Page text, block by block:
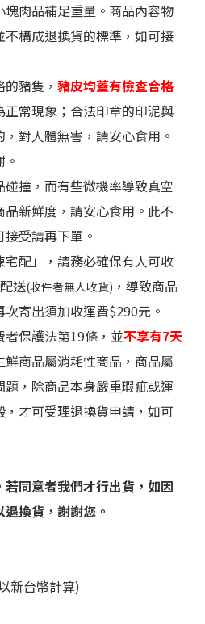
肉品補足重量。商品內容物
構成退換貨的標準，如可接
豬隻， 豬皮均蓋有檢查合格
正常現象；合法印章的印泥與
對人體無害，請安心食用。
。
撞，而有些微機率導致真空
新鮮度，請安心食用。此不
受請再下單。
配」，請務必確保有人可收
送(收件者無人收貨) ，導致商品
寄出須加收運費$290元。
保護法第19條，並不享有7天
鮮商品屬消耗性商品，商品屬
，除商品本身嚴重瑕疵或運
才可受理退換貨申請，如可
若同意者我們才行出貨，如因
換貨，謝謝您。
新台幣計算)